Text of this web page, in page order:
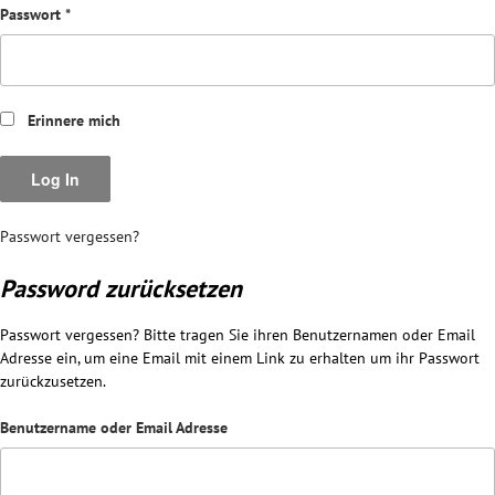
Passwort *
Erinnere mich
Passwort vergessen?
Password zurücksetzen
Passwort vergessen? Bitte tragen Sie ihren Benutzernamen oder Email
Adresse ein, um eine Email mit einem Link zu erhalten um ihr Passwort
zurückzusetzen.
Benutzername oder Email Adresse